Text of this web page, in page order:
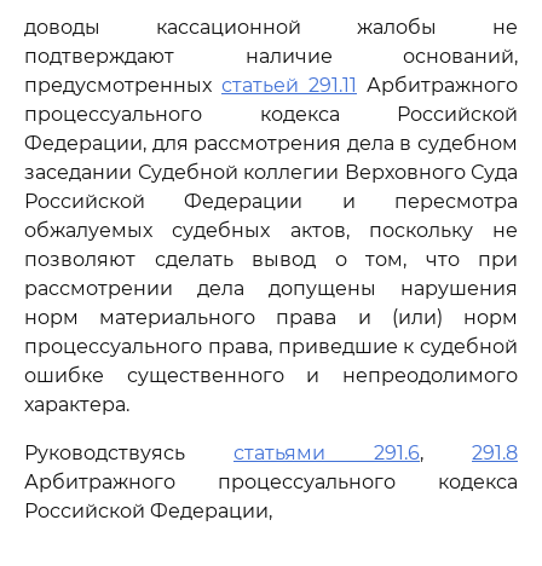
доводы кассационной жалобы не
подтверждают наличие оснований,
предусмотренных статьей 291.11 Арбитражного
процессуального кодекса Российской
Федерации, для рассмотрения дела в судебном
заседании Судебной коллегии Верховного Суда
Российской Федерации и пересмотра
обжалуемых судебных актов, поскольку не
позволяют сделать вывод о том, что при
рассмотрении дела допущены нарушения
норм материального права и (или) норм
процессуального права, приведшие к судебной
ошибке существенного и непреодолимого
характера.
Руководствуясь статьями 291.6, 291.8
Арбитражного процессуального кодекса
Российской Федерации,